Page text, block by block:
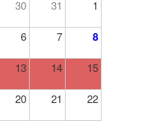
30 31 1
6 7 8
13 14 15
20 21 22